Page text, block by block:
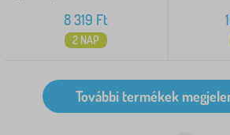
8 319 Ft
2 NAP